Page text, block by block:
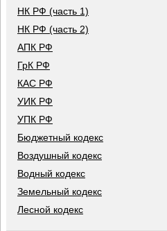
НК РФ (часть 1)
НК РФ (часть 2)
АПК РФ
ГрК РФ
КАС РФ
УИК РФ
УПК РФ
Бюджетный кодекс
Воздушный кодекс
Водный кодекс
Земельный кодекс
Лесной кодекс